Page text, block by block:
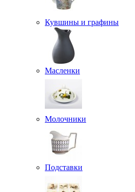
Кувшины и графины
Масленки
Молочники
Подставки